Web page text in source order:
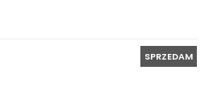
SPRZEDAM